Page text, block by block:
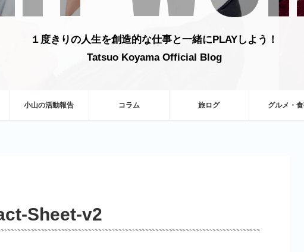
１度きりの人生を創造的な仕事と一緒にPLAYしよう！
Tatsuo Koyama Official Blog
小山の活動報告 コラム 旅ログ グルメ・
Sheet-v2